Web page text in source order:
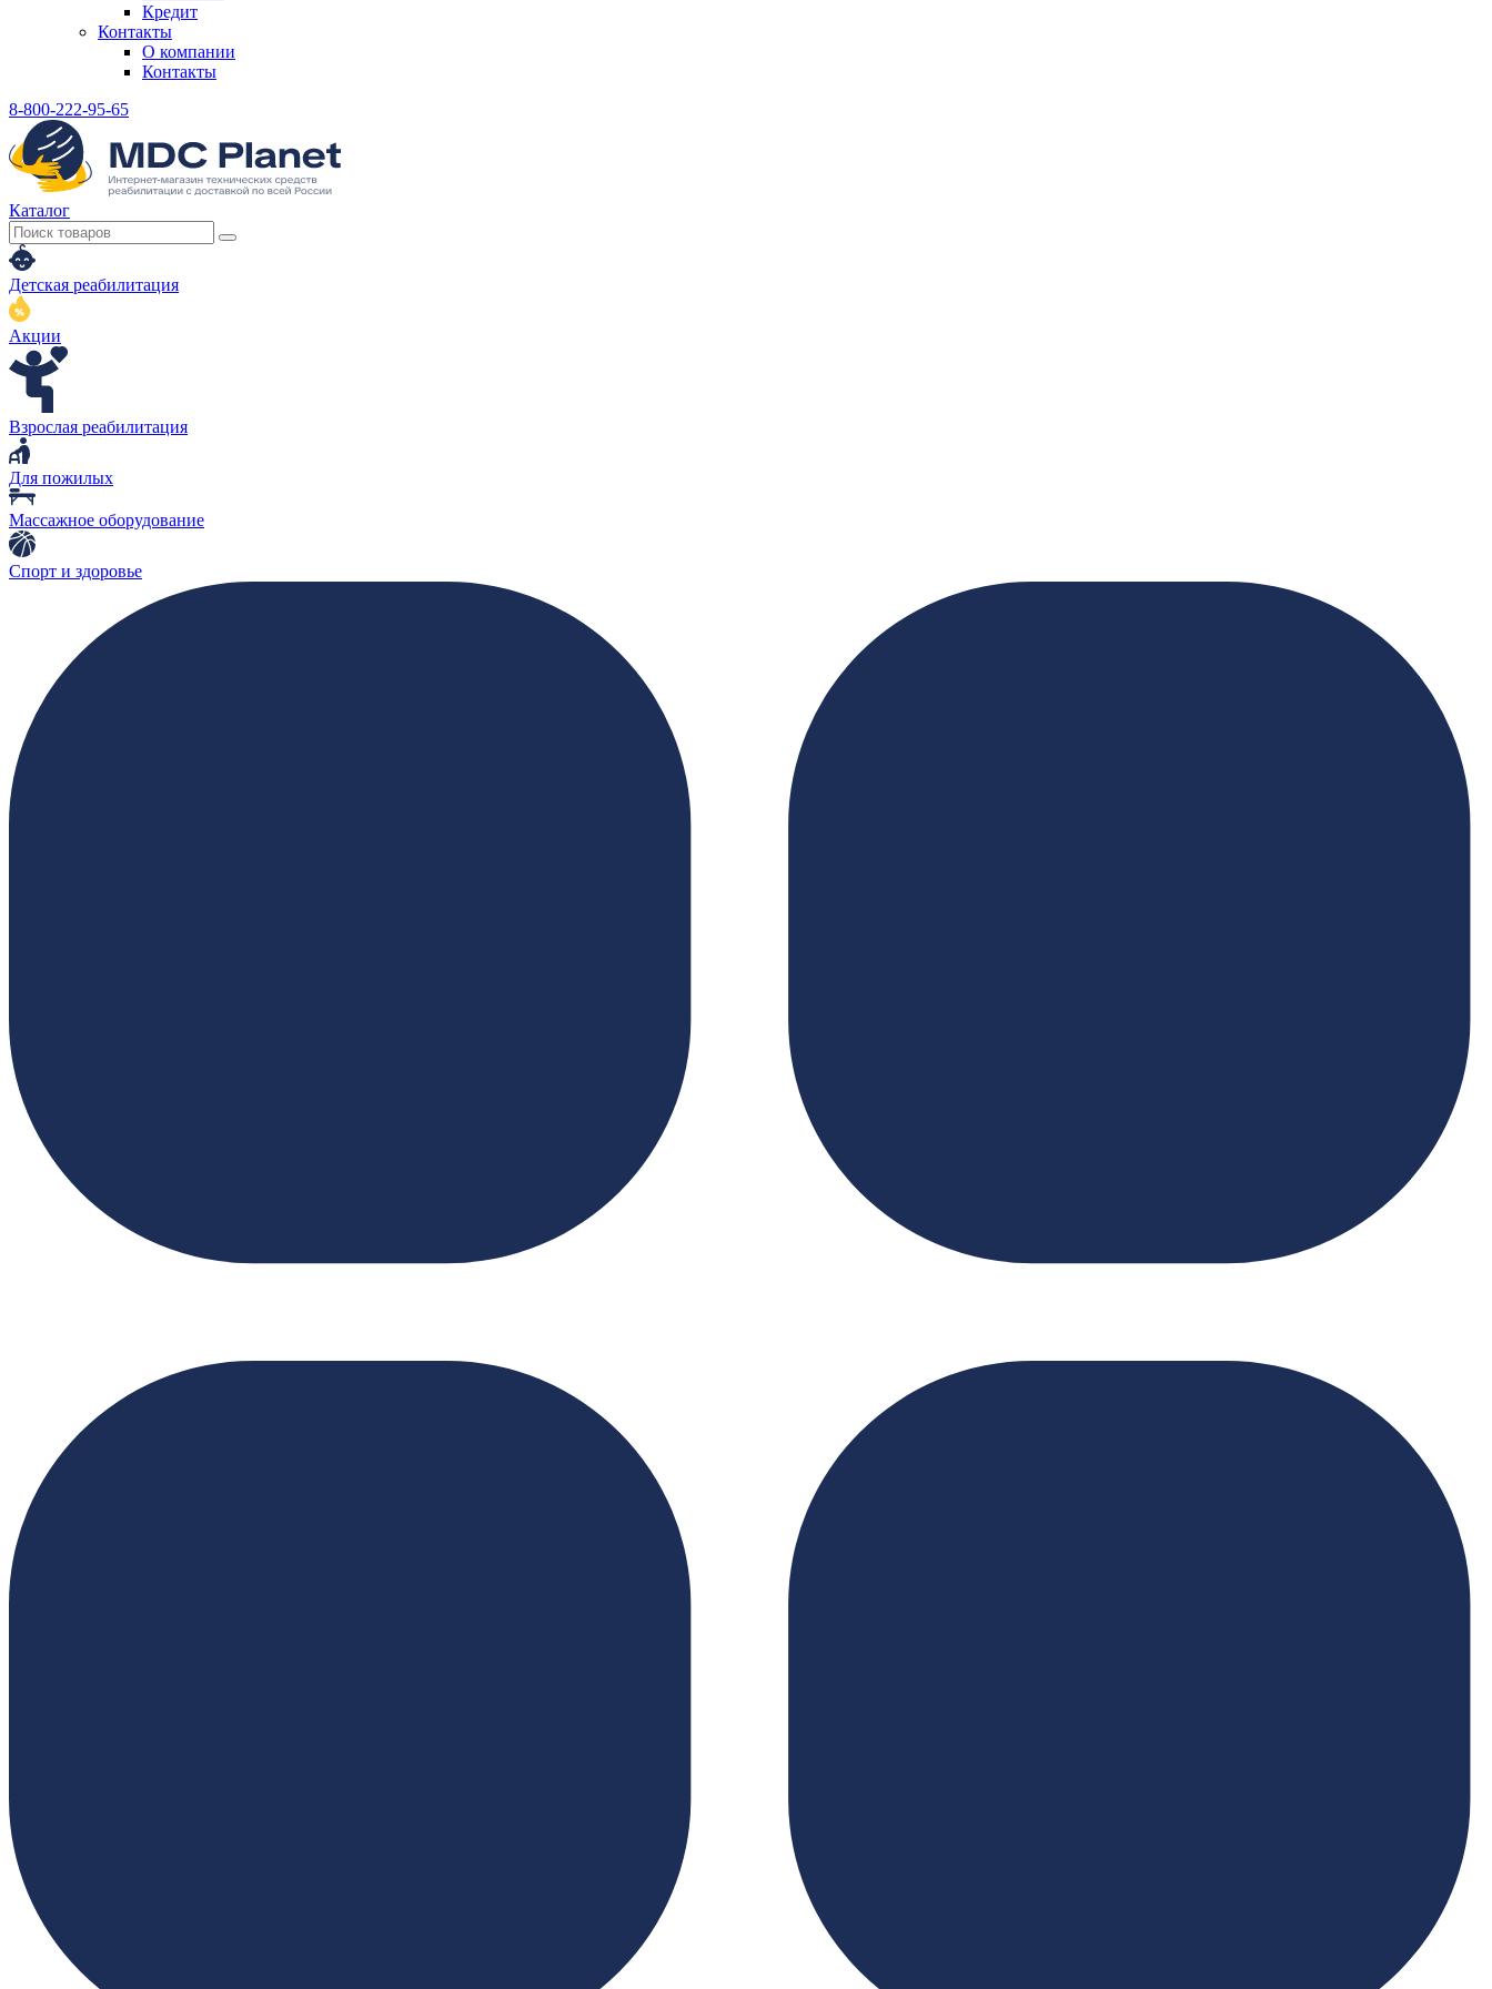
Кредит
Контакты
О компании
Контакты
8-800-222-95-65
Каталог
Детская реабилитация
Акции
Взрослая реабилитация
Для пожилых
Массажное оборудование
Спорт и здоровье